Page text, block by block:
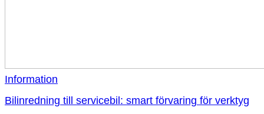
Information
Bilinredning till servicebil: smart förvaring för verktyg